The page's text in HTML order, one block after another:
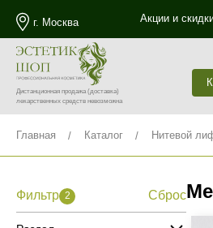
г. Москва Акции и
Дистанционная продажа(доставка)
лекарственных средств невозможна
Главная Каталог Нитевой
Фильтр 2 Сброс